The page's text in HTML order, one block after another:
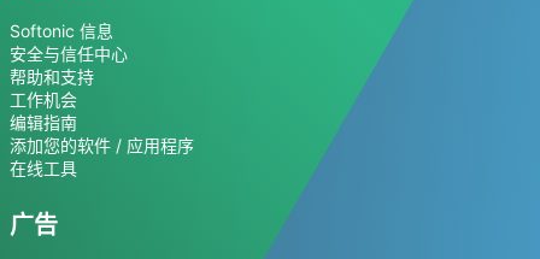
Softonic 信息
安全与信任中心
帮助和支持
工作机会
编辑指南
添加您的软件 / 应用程序
在线工具
广告